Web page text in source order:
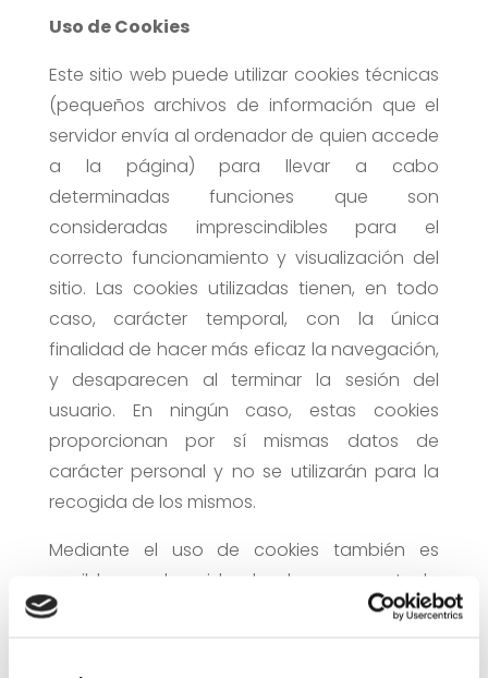
Uso de Cookies
Este sitio web puede utilizar cookies técnicas
(pequeños archivos de información que el
servidor envía al ordenador de quien accede
a la página) para llevar a cabo
determinadas funciones que son
consideradas imprescindibles para el
correcto funcionamiento y visualización del
sitio. Las cookies utilizadas tienen, en todo
caso, carácter temporal, con la única
finalidad de hacer más eficaz la navegación,
y desaparecen al terminar la sesión del
usuario. En ningún caso, estas cookies
proporcionan por sí mismas datos de
carácter personal y no se utilizarán para la
recogida de los mismos.
Mediante el uso de cookies también es
posible que el servidor donde se encuentra la
web reconozca el navegador utilizado por el
navegación sea más sencilla, permitiendo,